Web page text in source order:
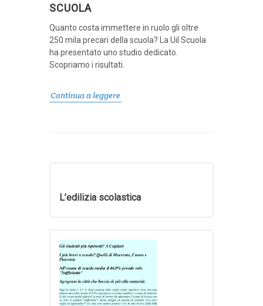
SCUOLA
Quanto costa immettere in ruolo gli oltre
250 mila precari della scuola? La Uil Scuola
ha presentato uno studio dedicato.
Scopriamo i risultati.
Continua a leggere
L’edilizia scolastica